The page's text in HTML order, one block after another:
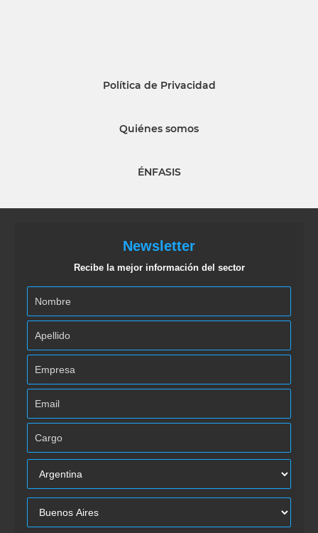
Política de Privacidad
Quiénes somos
ÉNFASIS
Newsletter
Recibe la mejor información del sector